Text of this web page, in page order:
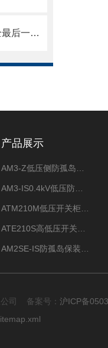
为什么说抑制谐波是电气安全最后一道关？深度拆解新国标下的安防保护器产品
产品展示
公司 备案号： 沪ICP备